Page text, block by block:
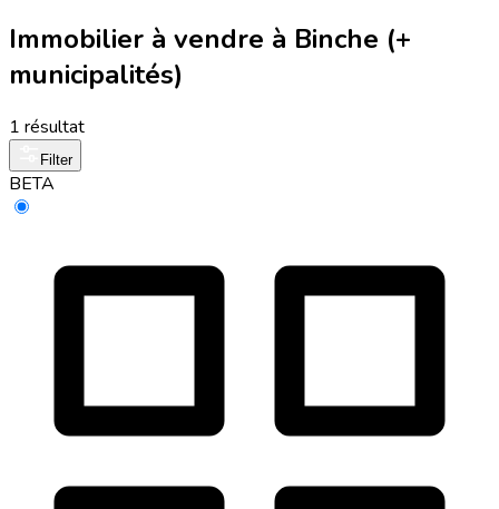
Immobilier à vendre à Binche (+
municipalités)
1 résultat
Filter
BETA